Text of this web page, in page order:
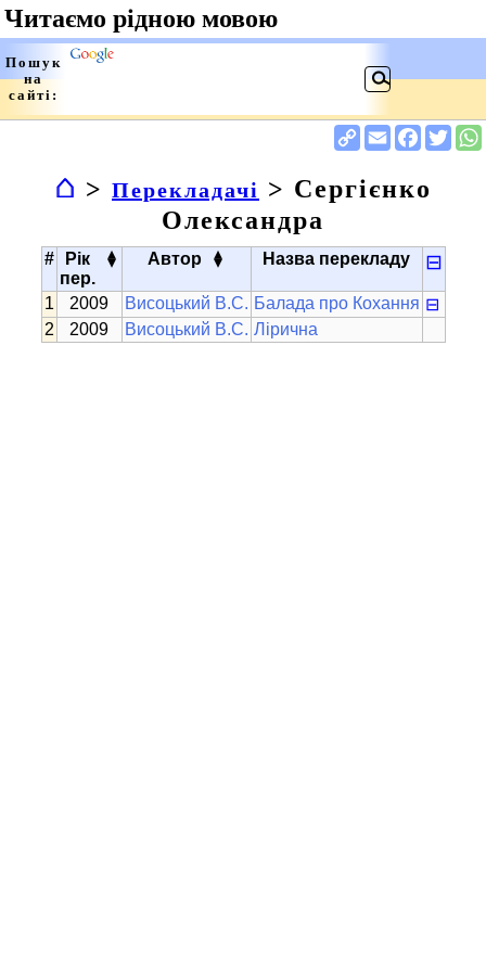
⌂ > Перекладачі > Сергієнко
Олександра
#
Рік
пер.
▴
▾ Автор ▴
▾ Назва перекладу ⊟
2009 Висоцький В.С. Балада про Кохання ⊟
2009
Висоцький В.С. Лірична